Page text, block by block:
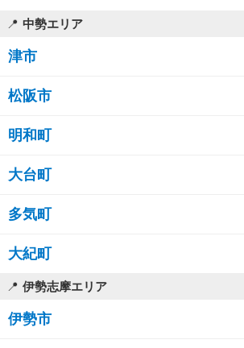
中勢エリア
津市
松阪市
明和町
大台町
多気町
大紀町
伊勢志摩エリア
伊勢市